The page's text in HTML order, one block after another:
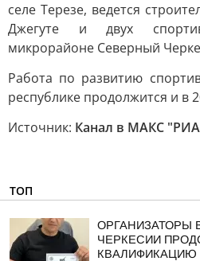
селе Терезе, ведется
Джегуте и двух
микрорайоне Северный
Работа по развитию
республике продолжится и в
Источник: Канал в МАКС "РИА
ТОП
ОРГАНИЗАТОРЫ
ЧЕРКЕСИИ
КВАЛИФИКАЦИЮ